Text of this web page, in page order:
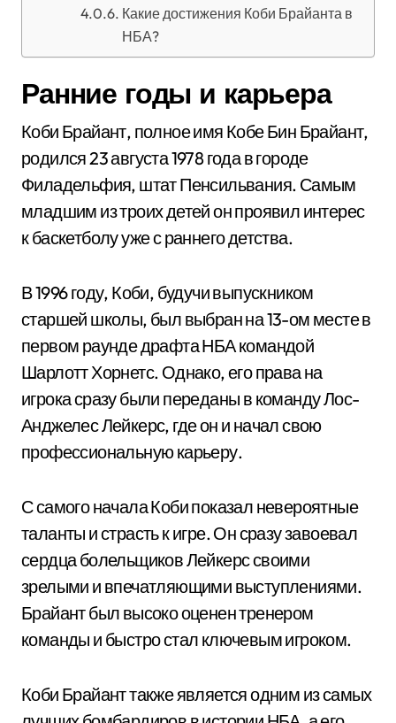
Какие достижения Коби Брайанта в
НБА?
Ранние годы и карьера
Коби Брайант, полное имя Кобе Бин Брайант,
родился 23 августа 1978 года в городе
Филадельфия, штат Пенсильвания. Самым
младшим из троих детей он проявил интерес
к баскетболу уже с раннего детства.
В 1996 году, Коби, будучи выпускником
старшей школы, был выбран на 13-ом месте в
первом раунде драфта НБА командой
Шарлотт Хорнетс. Однако, его права на
игрока сразу были переданы в команду Лос-
Анджелес Лейкерс, где он и начал свою
профессиональную карьеру.
С самого начала Коби показал невероятные
таланты и страсть к игре. Он сразу завоевал
сердца болельщиков Лейкерс своими
зрелыми и впечатляющими выступлениями.
Брайант был высоко оценен тренером
команды и быстро стал ключевым игроком.
Коби Брайант также является одним из самых